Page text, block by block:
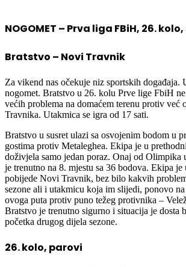
NOGOMET – Prva liga FBiH, 26.
Bratstvo – Novi Travnik
Za vikend nas očekuje niz sportskih događaja.
nogomet. Bratstvo u 26. kolu Prve lige FbiH
većih problema na domaćem terenu protiv već
Travnika. Utakmica se igra od 17 sati.
Bratstvo u susret ulazi sa osvojenim bodom u
gostima protiv Metaleghea. Ekipa je u
doživjela samo jedan poraz. Onaj od Olimpika
je trenutno na 8. mjestu sa 36 bodova. Ekipa
pobijede Novi Travnik, bez bilo kakvih
sezone ali i utakmicu koja im slijedi, ponovo
ovoga puta protiv puno težeg protivnika –
Bratstvo je trenutno sigurno i situacija je dosta
početka drugog dijela sezone.
26. kolo, parovi